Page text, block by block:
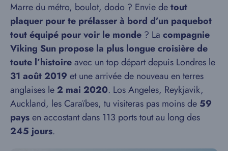
Marre du métro, boulot, dodo ? Envie detout
plaquer pour te prélasser à bord d’un paquebot
tout équipé pour voir le monde ? La compagnie
Viking Sun propose la plus longue croisière de
toute l’histoireavec un top départ depuis Londres le
31 août 2019 et une arrivée de nouveau en terres
anglaises le 2 mai 2020. Los Angeles, Reykjavik,
Auckland, les Caraïbes, tu visiteras pas moins de 59
paysen accostant dans 113 ports tout au long des
245 jours.